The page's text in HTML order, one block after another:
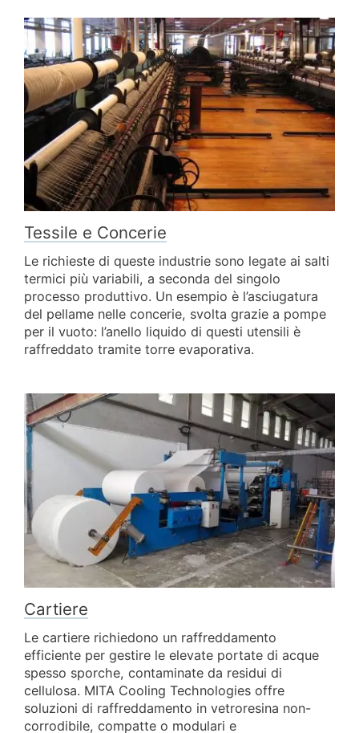
Tessile e Concerie
Le richieste di queste industrie sono legate ai salti
termici più variabili, a seconda del singolo
processo produttivo. Un esempio è l’asciugatura
del pellame nelle concerie, svolta grazie a pompe
per il vuoto: l’anello liquido di questi utensili è
raffreddato tramite torre evaporativa.
Cartiere
Le cartiere richiedono un raffreddamento
efficiente per gestire le elevate portate di acque
spesso sporche, contaminate da residui di
cellulosa. MITA Cooling Technologies offre
soluzioni di raffreddamento in vetroresina non-
corrodibile, compatte o modulari e